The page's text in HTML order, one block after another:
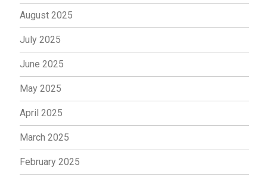
August 2025
July 2025
June 2025
May 2025
April 2025
March 2025
February 2025